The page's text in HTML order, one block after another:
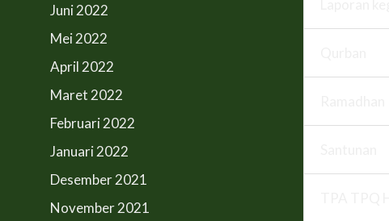
Juni 2022
Mei 2022
April 2022
Maret 2022
Februari 2022
Januari 2022
Desember 2021
November 2021